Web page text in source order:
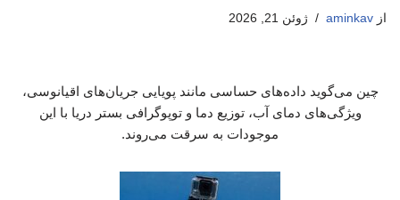
از aminkav ژوئن 21, 2026
چین می‌گوید داده‌های حساسی مانند پویایی جریان‌های اقیانوسی،
ویژگی‌های دمای آب، توزیع دما و توپوگرافی بستر دریا با این
موجودات به سرقت می‌روند.